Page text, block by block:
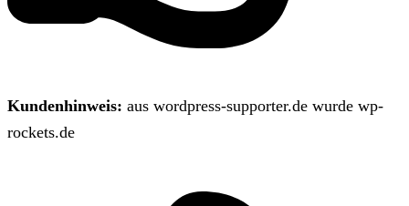
Kundenhinweis: aus wordpress-supporter.de wurde wp-
rockets.de